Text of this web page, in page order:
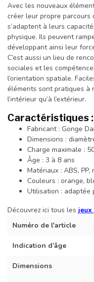
Avec les nouveaux
créer leur propre parcours
s’adaptent à leurs
physique. Ils peuvent
développant ainsi leur
C’est aussi un lieu de
sociales et les
l’orientation spatiale.
éléments sont pratiques à
l’intérieur qu’à l’extérieur.
Caractéristiques :
Fabricant : Gonge
Dimensions :
Charge maximale :
Âge : 3 à 8 ans
Matériaux : ABS,
Couleurs : orange,
Utilisation : adaptée
Découvrez ici tous les
Numéro de l'article
Indication d’âge
Dimensions